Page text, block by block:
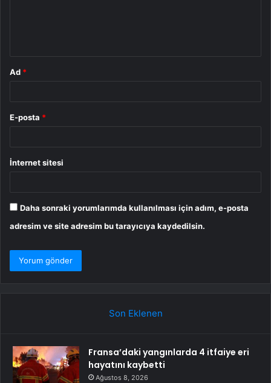
Ad *
E-posta *
İnternet sitesi
Daha sonraki yorumlarımda kullanılması için adım, e-posta
adresim ve site adresim bu tarayıcıya kaydedilsin.
Son Eklenen
Fransa’daki yangınlarda 4 itfaiye eri
hayatını kaybetti
Ağustos 8, 2026